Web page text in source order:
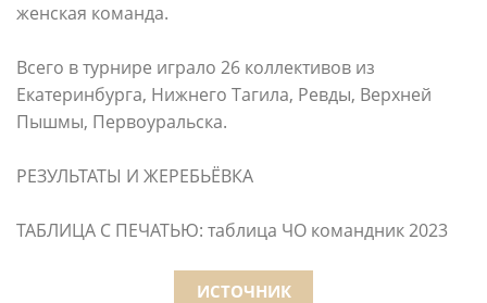
женская команда.
Всего в турнире играло 26 коллективов из
Екатеринбурга, Нижнего Тагила, Ревды, Верхней
Пышмы, Первоуральска.
РЕЗУЛЬТАТЫ И ЖЕРЕБЬЁВКА
ТАБЛИЦА С ПЕЧАТЬЮ: таблица ЧО командник 2023
ИСТОЧНИК